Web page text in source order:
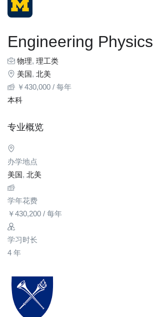
Engineering Physics
物理, 理工类
美国, 北美
￥430,000 / 每年
本科
专业概览
办学地点
美国, 北美
学年花费
￥430,200 / 每年
学习时长
4 年